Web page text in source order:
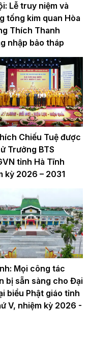
Lễ truy niệm và
tống kim quan Hòa
Thích Thanh
nhập bảo tháp
Chiếu Tuệ được
Trưởng BTS
tỉnh Hà Tĩnh
kỳ 2026 – 2031
Mọi công tác
bị sẵn sàng cho Đại
biểu Phật giáo tỉnh
V, nhiệm kỳ 2026 -